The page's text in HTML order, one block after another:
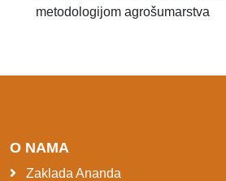
metodologijom agrošumarstva
O NAMA
Zaklada Ananda